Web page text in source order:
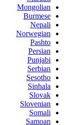
Mongolian
Burmese
Nepali
Norwegian
Pashto
Persian
Punjabi
Serbian
Sesotho
Sinhala
Slovak
Slovenian
Somali
Samoan